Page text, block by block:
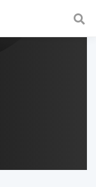
fast and